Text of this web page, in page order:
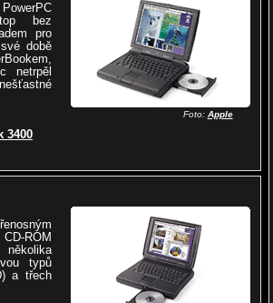
Foto: Apple
bez
pro
době
netrpěl
3400
ROM
typů
a třech